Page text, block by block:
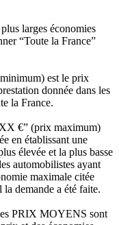
larges économies
“Toute la France”
est le prix
donnée dans les
la France.
€” (prix maximum)
en établissant une
élevée et la plus basse
automobilistes ayant
maximale citée
demande a été faite.
PRIX MOYENS sont